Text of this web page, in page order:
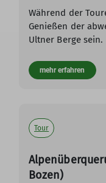
Während der
Genießen der
Ultner Berge sein.
mehr erfahren
Tour
Bozen)